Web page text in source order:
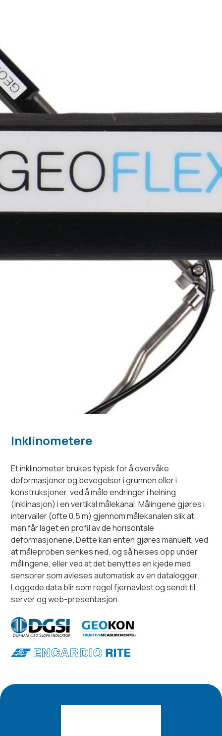
Inklinometere
Et inklinometer brukes typisk for å overvåke
deformasjoner og bevegelser i grunnen eller i
konstruksjoner, ved å måle endringer i helning
(inklinasjon) i en vertikal målekanal. Målingene gjøres i
intervaller (ofte 0,5 m) gjennom målekanalen slik at
man får laget en profil av de horisontale
deformasjonene. Dette kan enten gjøres manuelt, ved
at måleproben senkes ned, og så heises opp under
målingene, eller ved at det benyttes en kjede med
sensorer som avleses automatisk av en datalogger.
Loggede data blir som regel fjernavlest og sendt til
server og web-presentasjon.